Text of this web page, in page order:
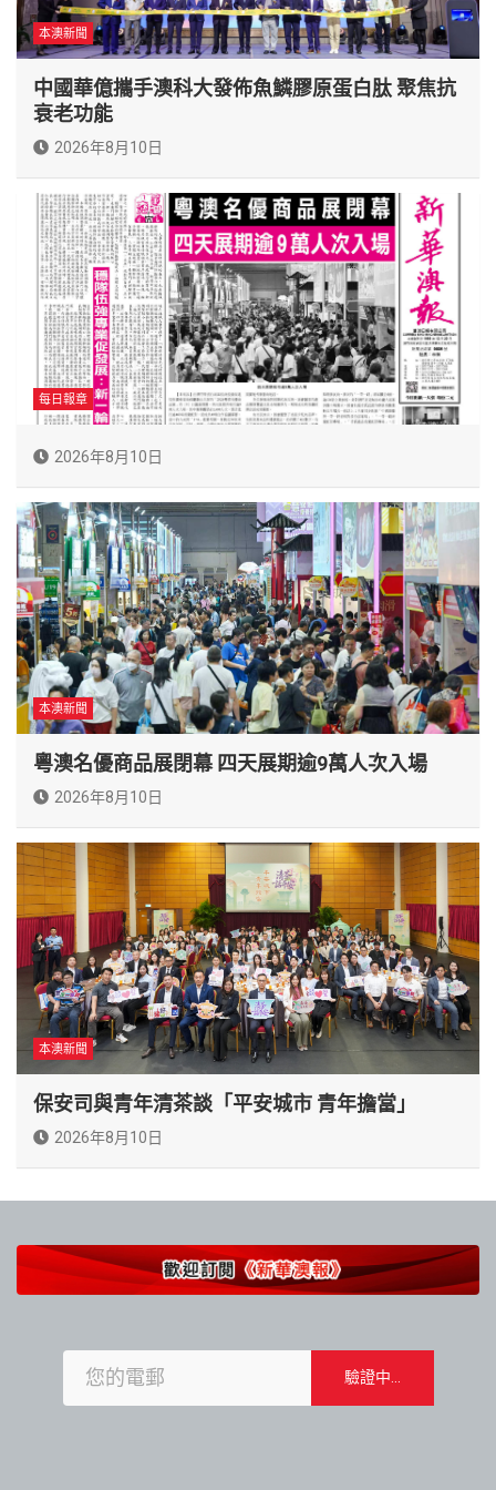
本澳新聞
中國華億攜手澳科大發佈魚鱗膠原蛋白肽 聚焦抗
衰老功能
2026年8月10日
每日報章
2026年8月10日
本澳新聞
粵澳名優商品展閉幕 四天展期逾9萬人次入場
2026年8月10日
本澳新聞
保安司與青年清茶談「平安城市 青年擔當」
2026年8月10日